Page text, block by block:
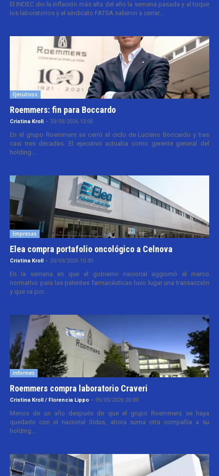
El INDEC dio la inflación más alta del año la semana pasada y al toque
los laboratorios y el sindicato FATSA salieron a cerrar...
Ejecutivos
Roemmers: fin para Boccardo
Cristina Kroll - 20/05/2026 13:00
En el grupo Roemmers se cerró el ciclo de Luciano Boccardo y tras
casi tres décadas. El ejecutivo actuaba como gerente general del
holding...
Empresas
Elea compra portafolio oncológico a Celnova
Cristina Kroll - 20/03/2026 10:30
En la semana en que el gobierno nacional aggiornó el marco
normativo para las patentes farmacéuticas tuvo lugar una transacción
y que va por...
Informes
Roemmers compra laboratorio Craveri
Cristina Kroll / Florencia Lippo - 05/05/2026 20:00
Menos de un año después de que el grupo Roemmers se haya
quedado con el nacional Sidus, ahora suma otra compañía a su
holding....